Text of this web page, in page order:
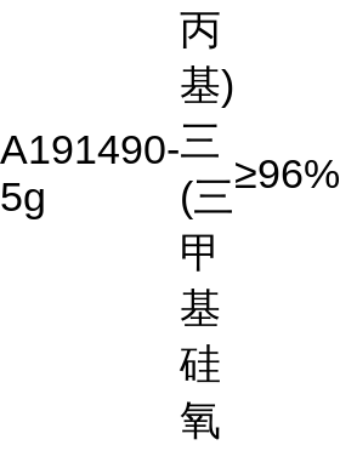
A191490-
5g
丙
基)
三
(三
甲
基
硅
氧
≥96%